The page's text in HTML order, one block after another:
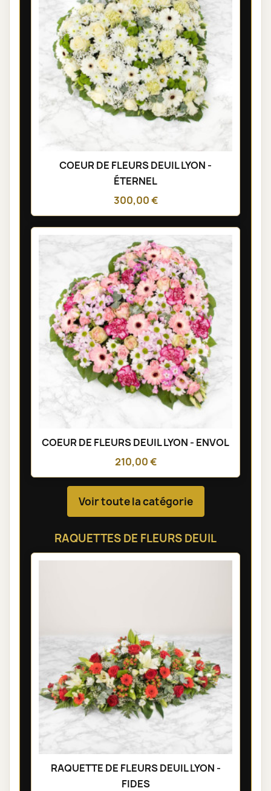
COEUR DE FLEURS DEUIL LYON -
ÉTERNEL
300,00 €
COEUR DE FLEURS DEUIL LYON - ENVOL
210,00 €
Voir toute la catégorie
RAQUETTES DE FLEURS DEUIL
RAQUETTE DE FLEURS DEUIL LYON -
FIDES